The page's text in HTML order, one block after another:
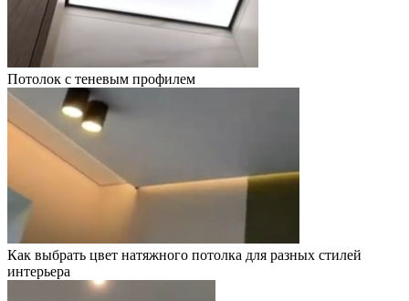
Потолок с теневым профилем
Как выбрать цвет натяжного потолка для разных стилей
интерьера